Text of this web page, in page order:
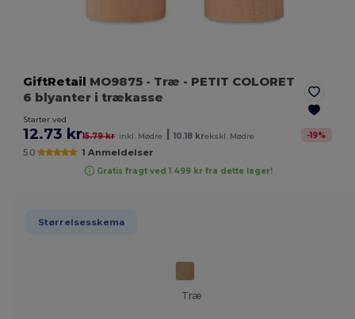
GiftRetail MO9875 - Træ - PETIT COLORET
6 blyanter i trækasse
Starter ved
12.73 kr15.79 kr inkl. Mødre 10.18 krekskl. Mødre -19%
5.0 1 Anmeldelser
Gratis fragt ved 1 499 kr fra dette lager!
Størrelsesskema
Træ